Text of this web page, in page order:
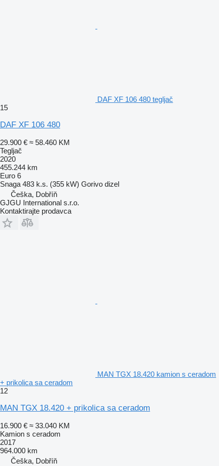
DAF XF 106 480 tegljač
15
DAF XF 106 480
29.900 € ≈ 58.460 KM
Tegljač
2020
455.244 km
Euro 6
Snaga 483 k.s. (355 kW) Gorivo dizel
Češka, Dobříň
GJGU International s.r.o.
Kontaktirajte prodavca
MAN TGX 18.420 kamion s ceradom
+ prikolica sa ceradom
12
MAN TGX 18.420 + prikolica sa ceradom
16.900 € ≈ 33.040 KM
Kamion s ceradom
2017
964.000 km
Češka, Dobříň